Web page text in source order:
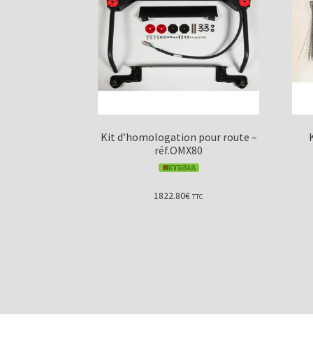
Kit d’homologation pour route –
réf.OMX80
1822.80€ TTC